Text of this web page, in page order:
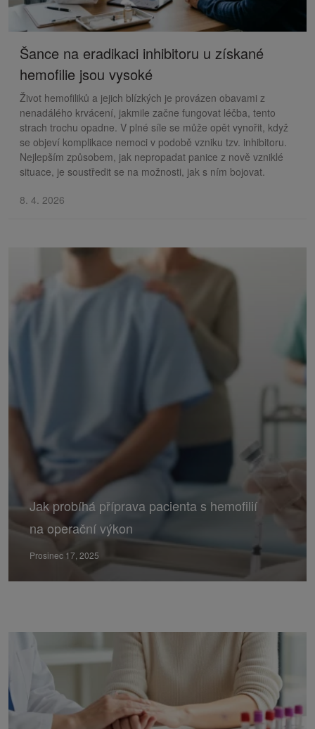
Šance na eradikaci inhibitoru u získané
hemofilie jsou vysoké
Život hemofiliků a jejich blízkých je provázen obavami z
nenadálého krvácení, jakmile začne fungovat léčba, tento
strach trochu opadne. V plné síle se může opět vynořit, když
se objeví komplikace nemoci v podobě vzniku tzv. inhibitoru.
Nejlepším způsobem, jak nepropadat panice z nově vzniklé
situace, je soustředit se na možnosti, jak s ním bojovat.
8. 4. 2026
Jak probíhá příprava pacienta s hemofilií
na operační výkon
Prosinec 17, 2025